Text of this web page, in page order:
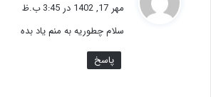
:
مهر 17, 1402 در 3:45 ب.ظ
سلام چطوریه به منم یاد بده
پاسخ